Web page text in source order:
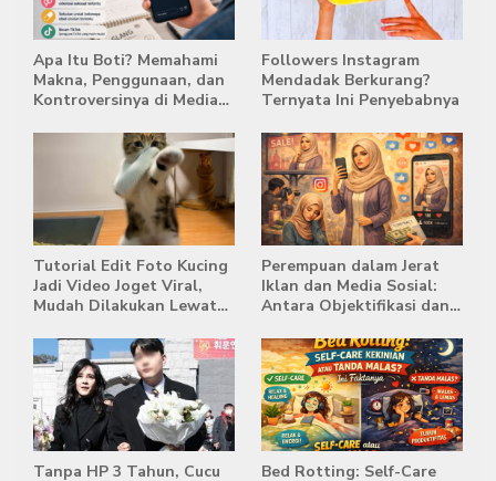
Apa Itu Boti? Memahami
Makna, Penggunaan, dan
Kontroversinya di Media
Followers Instagram
Mendadak Berkurang?
Ternyata Ini Penyebabnya
Tutorial Edit Foto Kucing
Jadi Video Joget Viral,
Mudah Dilakukan Lewat
Perempuan dalam Jerat
Iklan dan Media Sosial:
Antara Objektifikasi dan
Tanpa HP 3 Tahun, Cucu
Bed Rotting: Self-Care